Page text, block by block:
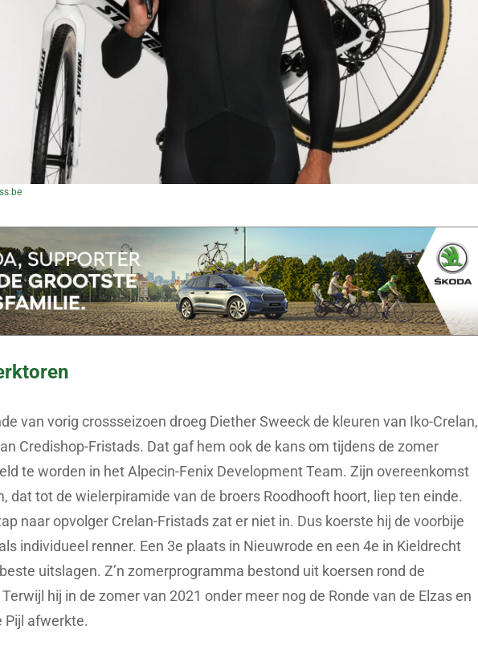
van vorig crossseizoen droeg Diether Sweeck de kleuren van Iko-Crelan,
Credishop-Fristads. Dat gaf hem ook de kans om tijdens de zomer
te worden in het Alpecin-Fenix Development Team. Zijn overeenkomst
dat tot de wielerpiramide van de broers Roodhooft hoort, liep ten einde.
naar opvolger Crelan-Fristads zat er niet in. Dus koerste hij de voorbije
individueel renner. Een 3e plaats in Nieuwrode en een 4e in Kieldrecht
uitslagen. Z’n zomerprogramma bestond uit koersen rond de
hij in de zomer van 2021 onder meer nog de Ronde van de Elzas en
Pijl afwerkte.